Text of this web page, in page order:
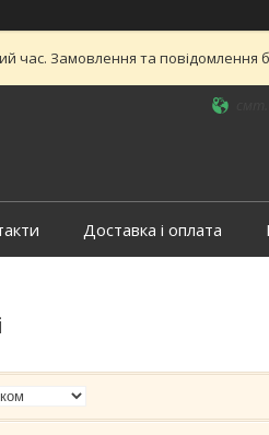
час. Замовлення та повідомлення
Доставка і оплата